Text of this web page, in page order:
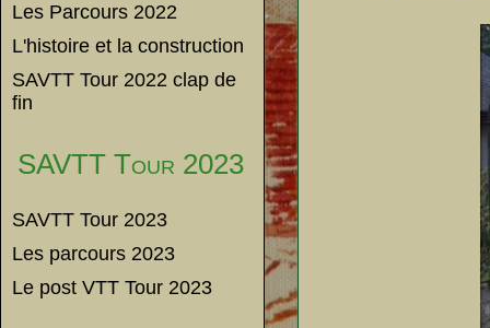
Les Parcours 2022
L'histoire et la construction
SAVTT Tour 2022 clap de
fin
SAVTT Tour 2023
SAVTT Tour 2023
Les parcours 2023
Le post VTT Tour 2023